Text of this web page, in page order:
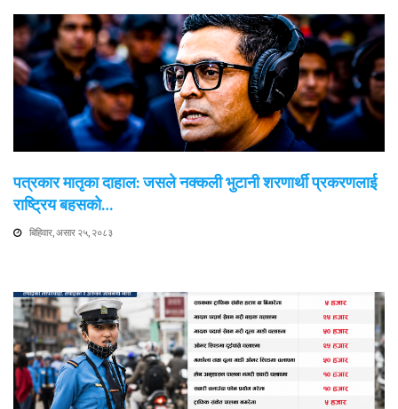
पत्रकार मातृका दाहाल: जसले नक्कली भुटानी शरणार्थी प्रकरणलाई
राष्ट्रिय बहसको…
बिहिवार, असार २५, २०८३